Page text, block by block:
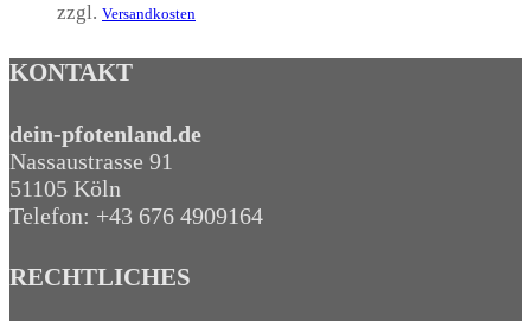
zzgl. Versandkosten
KONTAKT
dein-pfotenland.de
Nassaustrasse 91
51105 Köln
Telefon: +43 676 4909164‬
RECHTLICHES